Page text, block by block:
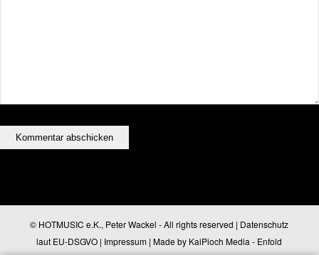
© HOTMUSIC e.K., Peter Wackel - All rights reserved | Datenschutz
laut EU-DSGVO | Impressum | Made by KaiPioch Media - Enfold